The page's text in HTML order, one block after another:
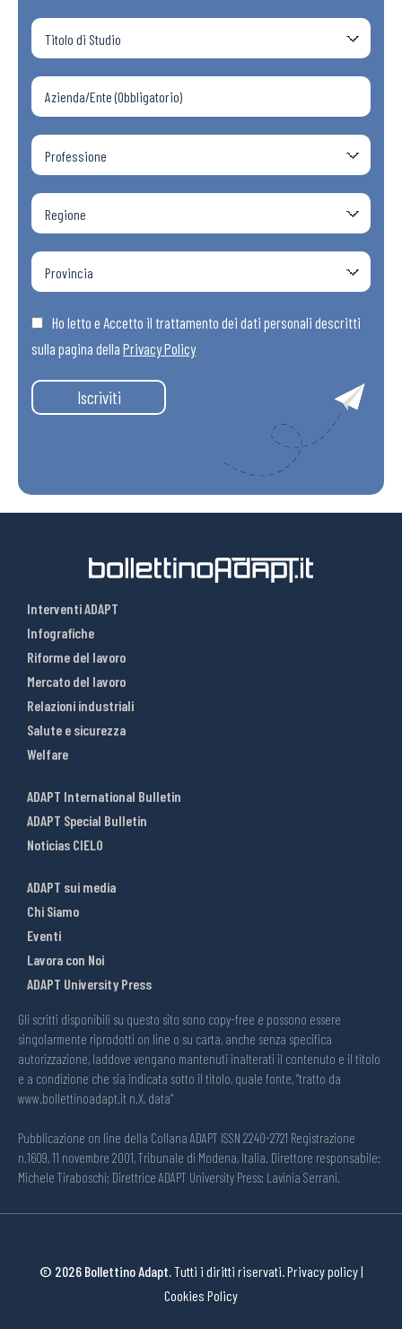
Ho letto e Accetto il trattamento dei dati personali descritti
sulla pagina della Privacy Policy
Iscriviti
Interventi ADAPT
Infografiche
Riforme del lavoro
Mercato del lavoro
Relazioni industriali
Salute e sicurezza
Welfare
ADAPT International Bulletin
ADAPT Special Bulletin
Noticias CIELO
ADAPT sui media
Chi Siamo
Eventi
Lavora con Noi
ADAPT University Press
Gli scritti disponibili su questo sito sono copy-free e possono essere
singolarmente riprodotti on line o su carta, anche senza specifica
autorizzazione, laddove vengano mantenuti inalterati il contenuto e il titolo
e a condizione che sia indicata sotto il titolo, quale fonte, “tratto da
www.bollettinoadapt.it n.X, data“
Pubblicazione on line della Collana ADAPT ISSN 2240-2721 Registrazione
n.1609, 11 novembre 2001, Tribunale di Modena, Italia. Direttore responsabile:
Michele Tiraboschi; Direttrice ADAPT University Press: Lavinia Serrani.
© 2026 Bollettino Adapt.Tutti i diritti riservati.Privacy policy|
Cookies Policy